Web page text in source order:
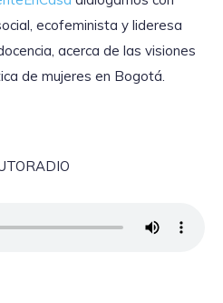
ecofeminista y lideresa
acerca de las visiones
de mujeres en Bogotá.